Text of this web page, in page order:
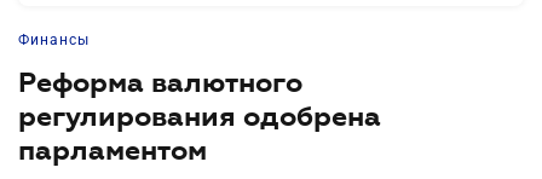
Финансы
Реформа валютного
регулирования одобрена
парламентом